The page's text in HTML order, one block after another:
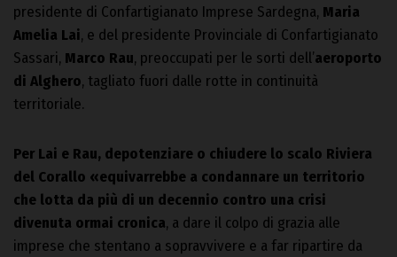
presidente di Confartigianato Imprese Sardegna, Maria
Amelia Lai, e del presidente Provinciale di Confartigianato
Sassari, Marco Rau, preoccupati per le sorti dell’aeroporto
di Alghero, tagliato fuori dalle rotte in continuità
territoriale.
Per Lai e Rau, depotenziare o chiudere lo scalo Riviera
del Corallo «equivarrebbe a condannare un territorio
che lotta da più di un decennio contro una crisi
divenuta ormai cronica, a dare il colpo di grazia alle
imprese che stentano a sopravvivere e a far ripartire da